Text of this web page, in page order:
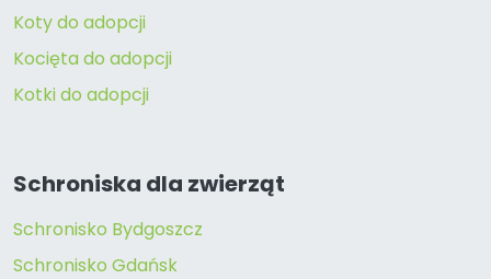
Koty do adopcji
Kocięta do adopcji
Kotki do adopcji
Schroniska dla zwierząt
Schronisko Bydgoszcz
Schronisko Gdańsk